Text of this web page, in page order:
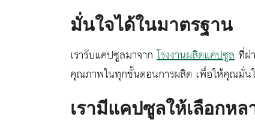
มั่นใจได้ในมาตรฐาน
เรารับแคปซูลมาจาก โรงงานผลิตแคปซูล ที่ผ่
คุณภาพในทุกขั้นตอนการผลิต เพื่อให้คุณมั่นใ
เรามีแคปซูลให้เลือกห